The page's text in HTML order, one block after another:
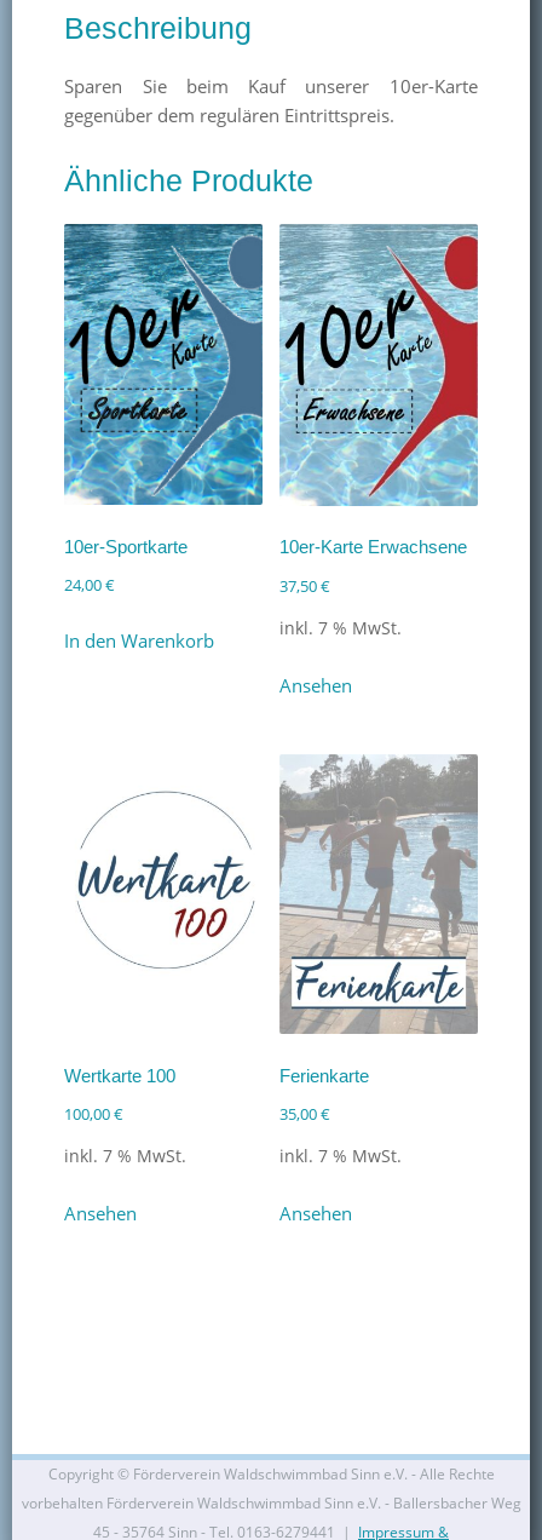
Beschreibung
Sparen Sie beim Kauf unserer 10er-Karte
gegenüber dem regulären Eintrittspreis.
Ähnliche Produkte
10er-Sportkarte
24,00€
In den Warenkorb
10er-Karte Erwachsene
37,50€
inkl. 7 % MwSt.
Ansehen
Wertkarte 100
100,00€
inkl. 7 % MwSt.
Ansehen
Ferienkarte
35,00€
inkl. 7 % MwSt.
Ansehen
Copyright © Förderverein Waldschwimmbad Sinn e.V. - Alle Rechte
vorbehalten Förderverein Waldschwimmbad Sinn e.V. - Ballersbacher Weg
45 - 35764 Sinn - Tel. 0163-6279441 | Impressum &